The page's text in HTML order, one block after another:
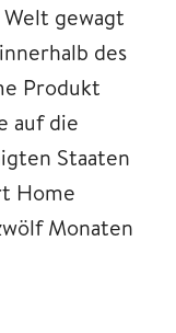
gewagt
des
Produkt
auf die
Staaten
Home
Monaten